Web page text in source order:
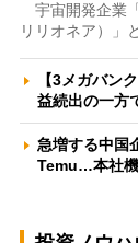
宇宙開発企業
リリオネア）」
【3メガバン
益続出の一方
急増する中国
Temu…本社